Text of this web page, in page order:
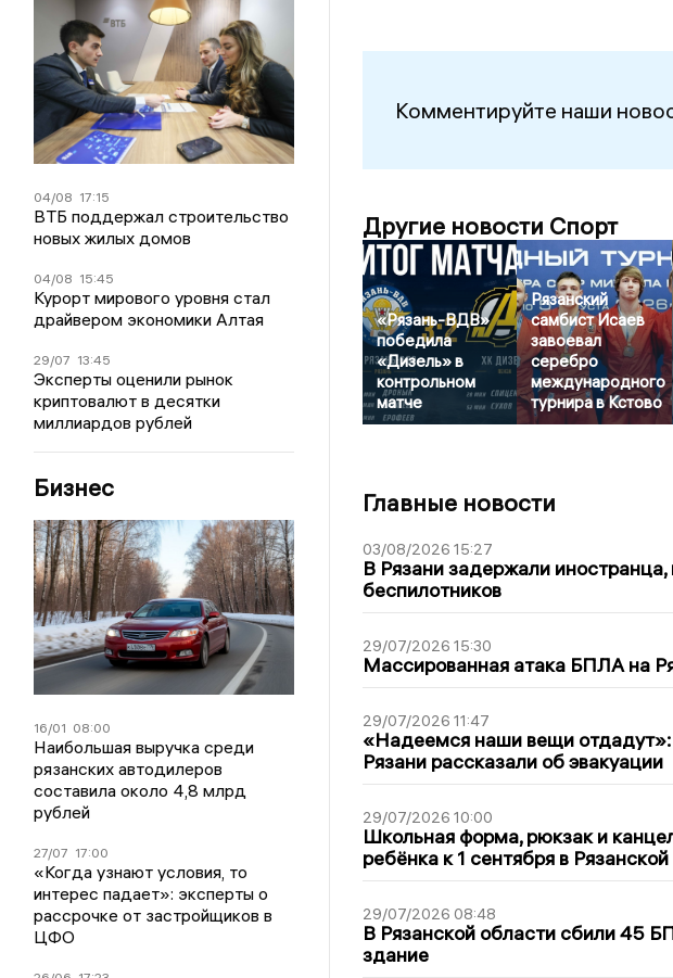
04/08 17:15
ВТБ поддержал строительство
новых жилых домов
04/08 15:45
Курорт мирового уровня стал
драйвером экономики Алтая
29/07 13:45
Эксперты оценили рынок
криптовалют в десятки
миллиардов рублей
Бизнес
16/01 08:00
Наибольшая выручка среди
рязанских автодилеров
составила около 4,8 млрд
рублей
27/07 17:00
«Когда узнают условия, то
интерес падает»: эксперты о
рассрочке от застройщиков в
ЦФО
Комментируйте наши
Другие новости Спорт
«Рязань-ВДВ»
победила
«Дизель» в
контрольном
матче
Рязанский
самбист Исаев
завоевал
серебро
международного
турнира в Кстово
Главные новости
03/08/2026 15:27
В Рязани задержали
беспилотников
29/07/2026 15:30
Массированная атака БПЛА на
29/07/2026 11:47
«Надеемся наши вещи
Рязани рассказали об эвакуации
29/07/2026 10:00
Школьная форма, рюкзак и
ребёнка к 1 сентября в
29/07/2026 08:48
В Рязанской области сбили 45
здание